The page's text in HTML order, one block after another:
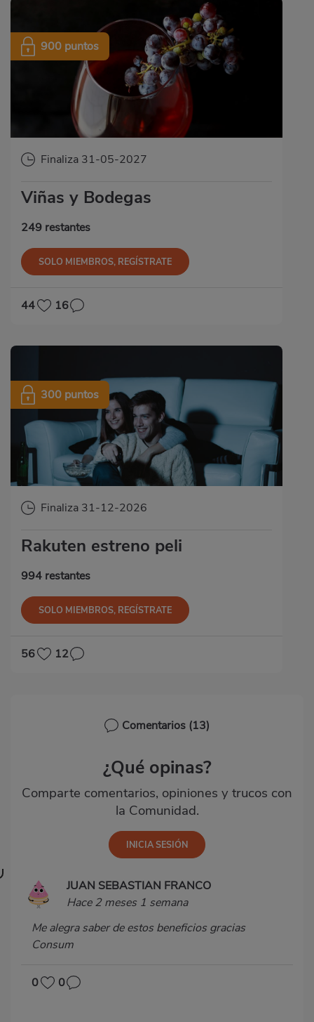
900 puntos
Finaliza 31-05-2027
Viñas y Bodegas
249 restantes
SOLO MIEMBROS, REGÍSTRATE
44 16
300 puntos
Finaliza 31-12-2026
Rakuten estreno peli
994 restantes
SOLO MIEMBROS, REGÍSTRATE
56 12
Comentarios (13)
¿Qué opinas?
Comparte comentarios, opiniones y trucos con
la Comunidad.
JUAN SEBASTIAN FRANCO
Hace 2 meses 1 semana
Me alegra saber de estos beneficios gracias
Consum
0 0